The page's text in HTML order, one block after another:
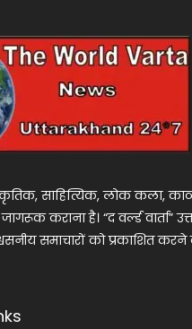
साहित्यिक, लोक कला,
कराना है। “द वर्ल्ड वार्ता”
समाचारों को प्रकाशित करने